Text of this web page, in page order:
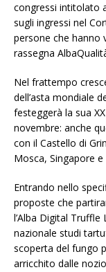
congressi intitolato
sugli ingressi nel
persone che hanno
rassegna
Nel frattempo
dell’asta mondiale
festeggerà la sua
novembre: anche
con il Castello di
Mosca, Singapore e
Entrando nello
proposte che
l’Alba Digital
nazionale studi
scoperta del fungo
arricchito dalle